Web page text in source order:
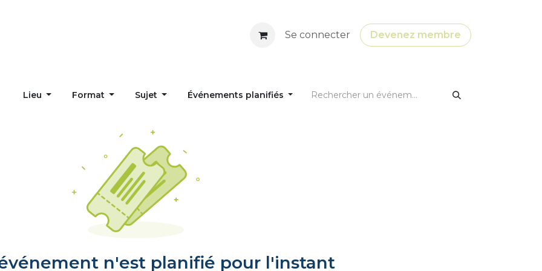
Se connecter Devenez membre
Lieu Format Sujet Événements planifiés
n'est planifié pour l'instant